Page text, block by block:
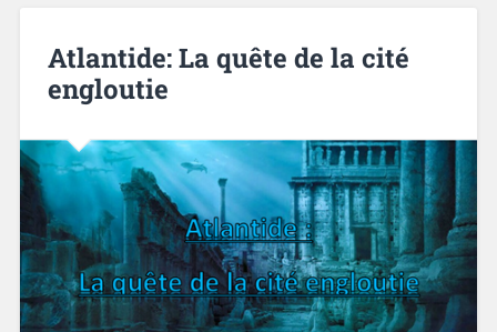
Atlantide: La quête de la cité
engloutie